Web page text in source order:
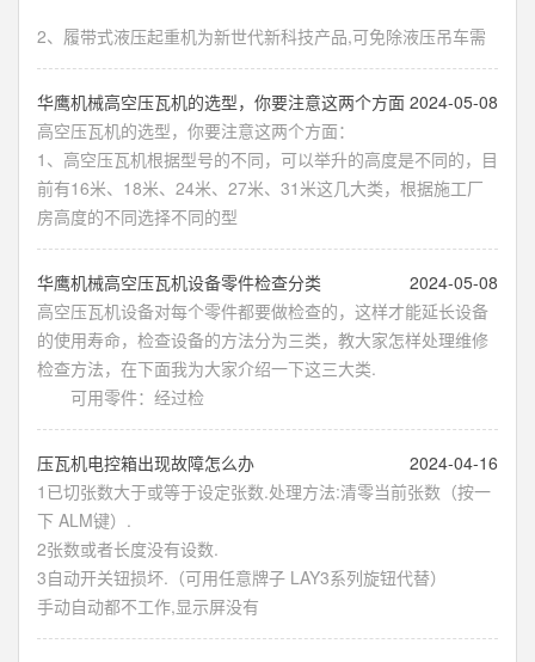
2、履带式液压起重机为新世代新科技产品,可免除液压吊车需
​华鹰机械高空压瓦机的选型，你要注意这两个方面 2024-05-08
高空压瓦机的选型，你要注意这两个方面：
1、高空压瓦机根据型号的不同，可以举升的高度是不同的，目
前有16米、18米、24米、27米、31米这几大类，根据施工厂
房高度的不同选择不同的型
​华鹰机械高空压瓦机设备零件检查分类
2024-05-08
高空压瓦机设备对每个零件都要做检查的，这样才能延长设备
的使用寿命，检查设备的方法分为三类，教大家怎样处理维修
检查方法，在下面我为大家介绍一下这三大类.
可用零件：经过检
​压瓦机电控箱出现故障怎么办
2024-04-16
1已切张数大于或等于设定张数.处理方法:清零当前张数（按一
下 ALM键）.
2张数或者长度没有设数.
3自动开关钮损坏.（可用任意牌子 LAY3系列旋钮代替）
手动自动都不工作,显示屏没有